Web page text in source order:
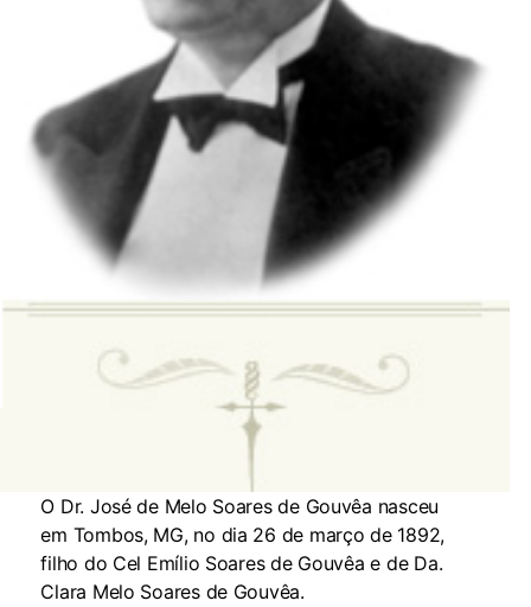
O Dr. José de Melo Soares de Gouvêa nasceu
em Tombos, MG, no dia 26 de março de 1892,
filho do Cel Emílio Soares de Gouvêa e de Da.
Clara Melo Soares de Gouvêa.